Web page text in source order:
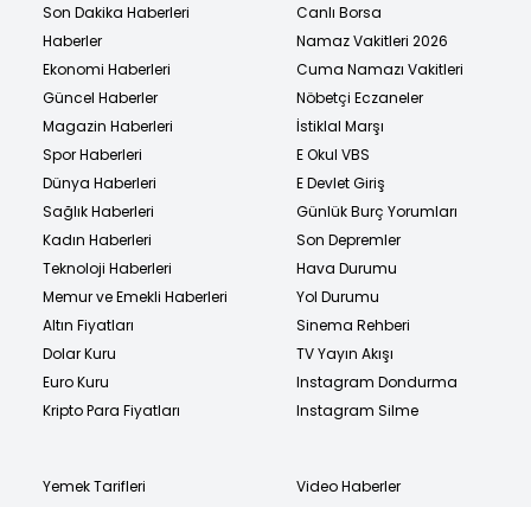
Son Dakika Haberleri
Haberler
Ekonomi Haberleri
Güncel Haberler
Magazin Haberleri
Spor Haberleri
Dünya Haberleri
Sağlık Haberleri
Kadın Haberleri
Teknoloji Haberleri
Memur ve Emekli Haberleri
Altın Fiyatları
Dolar Kuru
Euro Kuru
Kripto Para Fiyatları
Canlı Borsa
Namaz Vakitleri 2026
Cuma Namazı Vakitleri
Nöbetçi Eczaneler
İstiklal Marşı
E Okul VBS
E Devlet Giriş
Günlük Burç Yorumları
Son Depremler
Hava Durumu
Yol Durumu
Sinema Rehberi
TV Yayın Akışı
Instagram Dondurma
Instagram Silme
Yemek Tarifleri
Video Haberler